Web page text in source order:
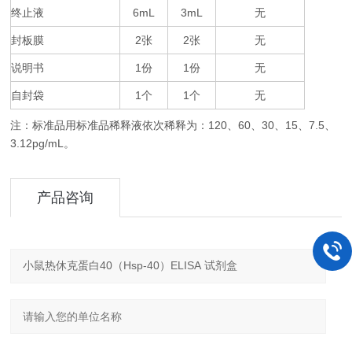
终止液 6mL 3mL 无
封板膜 2张 2张 无
说明书 1份 1份 无
自封袋 1个 1个 无
注：标准品用标准品稀释液依次稀释为： 120、60、30、 15、7.5、
3.12pg/mL 。
产品咨询